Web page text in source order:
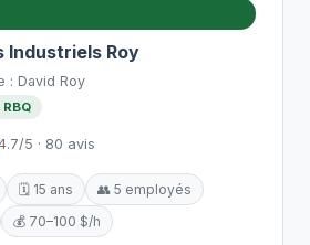
Industriels Roy
: David Roy
5 · 80 avis
🗓️ 15 ans
👥 5 employés
💰 70–100 $/h